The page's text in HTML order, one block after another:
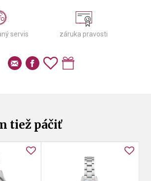
servis záruka pravosti
tiež páčiť